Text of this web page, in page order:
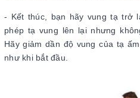
- Kết thúc, bạn hãy vung tạ trở
phép tạ vung lên lại nhưng
Hãy giảm dần độ vung của tạ
như khi bắt đầu.